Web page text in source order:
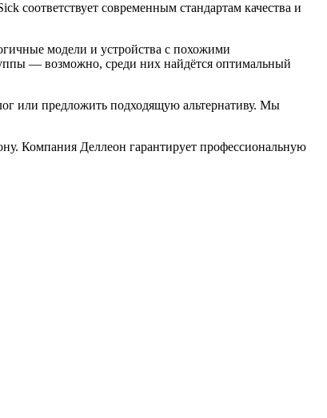
соответствует современным стандартам качества и
модели и устройства с похожими
— возможно, среди них найдётся оптимальный
или предложить подходящую альтернативу. Мы
Компания Деллеон гарантирует профессиональную